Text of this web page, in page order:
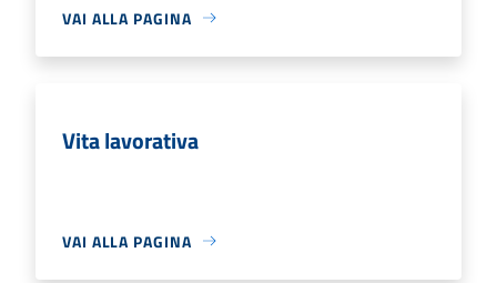
VAI ALLA PAGINA
Vita lavorativa
VAI ALLA PAGINA